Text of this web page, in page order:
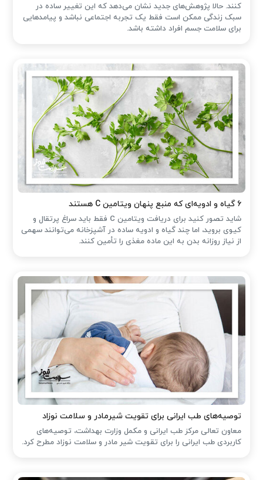
کنند. حالا پژوهش‌های جدید نشان می‌دهد که این تغییر ساده در
سبک زندگی ممکن است فقط یک تجربه اجتماعی نباشد و پیامدهایی
برای سلامت جسم افراد داشته باشد.
۶ گیاه و ادویه‌ای که منبع پنهان ویتامین C هستند
شاید تصور کنید برای دریافت ویتامین C فقط باید سراغ پرتقال و
کیوی بروید، اما چند گیاه و ادویه ساده در آشپزخانه می‌توانند سهمی
از نیاز روزانه بدن به این ماده مغذی را تأمین کنند.
توصیه‌های طب ایرانی برای تقویت شیرمادر و سلامت نوزاد
معاون تعالی مرکز طب ایرانی و مکمل وزارت بهداشت، توصیه‌های
کاربردی طب ایرانی را برای تقویت شیر مادر و سلامت نوزاد مطرح کرد.